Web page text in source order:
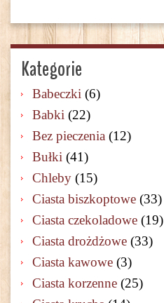
Kategorie
Babeczki (6)
Babki (22)
Bez pieczenia (12)
Bułki (41)
Chleby (15)
Ciasta biszkoptowe (33)
Ciasta czekoladowe (19)
Ciasta drożdżowe (33)
Ciasta kawowe (3)
Ciasta korzenne (25)